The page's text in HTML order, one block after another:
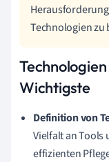
Technologien zu
Wichtigste
Definition von
Vielfalt an Tools
effizienten